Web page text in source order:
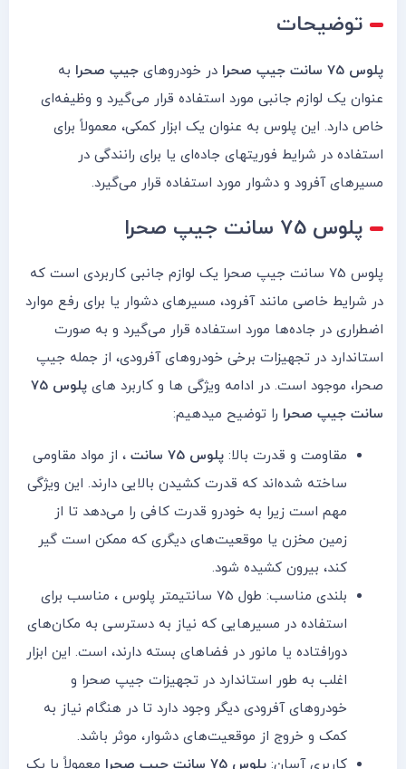
توضیحات
پلوس 75 سانت جیپ صحرا در خودروهای جیپ صحرا به
عنوان یک لوازم جانبی مورد استفاده قرار می‌گیرد و وظیفه‌ای
خاص دارد. این پلوس به عنوان یک ابزار کمکی، معمولاً برای
استفاده در شرایط فوریتهای جاده‌ای یا برای رانندگی در
مسیرهای آفرود و دشوار مورد استفاده قرار می‌گیرد.
پلوس 75 سانت جیپ صحرا
پلوس 75 سانت جیپ صحرا یک لوازم جانبی کاربردی است که
در شرایط خاصی مانند آفرود، مسیرهای دشوار یا برای رفع موارد
اضطراری در جاده‌ها مورد استفاده قرار می‌گیرد و به صورت
استاندارد در تجهیزات برخی خودروهای آفرودی، از جمله جیپ
صحرا، موجود است. در ادامه ویژگی ها و کاربرد های
پلوس 75
سانت جیپ صحرا را توضیح میدهیم:
مقاومت و قدرت بالا: پلوس 75 سانت
، از مواد مقاومی
ساخته شده‌اند که قدرت کشیدن بالایی دارند. این ویژگی
مهم است زیرا به خودرو قدرت کافی را می‌دهد تا از
زمین مخزن یا موقعیت‌های دیگری که ممکن است گیر
کند، بیرون کشیده شود.
بلندی مناسب: طول 75 سانتیمتر پلوس ، مناسب برای
استفاده در مسیرهایی که نیاز به دسترسی به مکان‌های
دورافتاده یا مانور در فضاهای بسته دارند، است. این ابزار
اغلب به طور استاندارد در تجهیزات جیپ صحرا و
خودروهای آفرودی دیگر وجود دارد تا در هنگام نیاز به
کمک و خروج از موقعیت‌های دشوار، موثر باشد.
کاربری آسان: پلوس 75 سانت جیپ صحرا معمولاً با یک